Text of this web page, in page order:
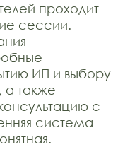
проходит
сессии.
ИП и выбору
а также
с
система